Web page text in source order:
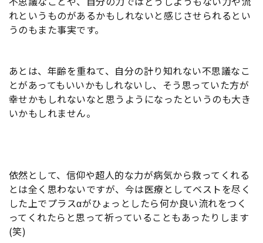
れというものがあるかもしれないと感じさせられるとい
うのもまた事実です。
あとは、年齢を重ねて、自分の計り知れない不思議なこ
とがあってもいいかもしれないし、そう思っていた方が
幸せかもしれないなと思うようになったというのも大き
いかもしれません。
依然として、信仰や超人的な力が病気から救ってくれる
とは全く思わないですが、今は医療としてベストを尽く
した上でプラスαがひょっとしたら何か良い流れをつく
ってくれたらと思って祈っていることもあったりします
(笑)